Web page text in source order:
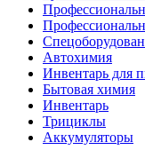
Автохимия
Инвентарь для
Бытовая химия
Инвентарь
Трициклы
Аккумуляторы